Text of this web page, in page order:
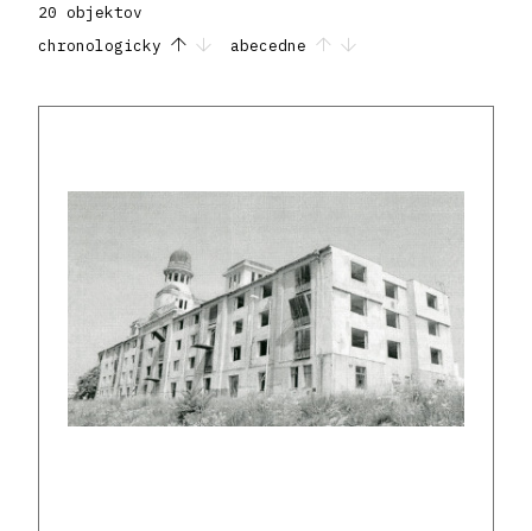
20 objektov
chronologicky
abecedne